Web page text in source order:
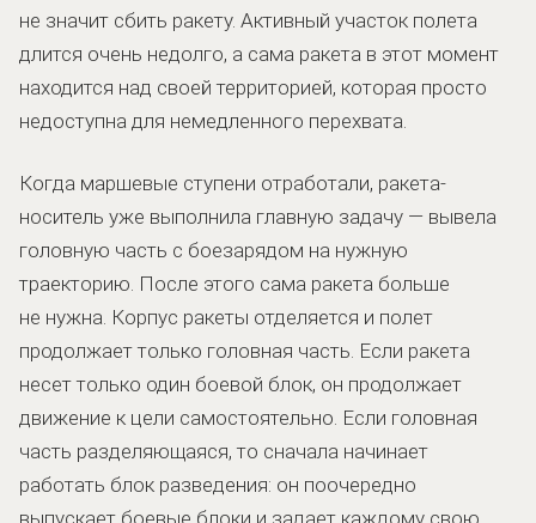
не значит сбить ракету. Активный участок полета
длится очень недолго, а сама ракета в этот момент
находится над своей территорией, которая просто
недоступна для немедленного перехвата.
Когда маршевые ступени отработали, ракета-
носитель уже выполнила главную задачу — вывела
головную часть с боезарядом на нужную
траекторию. После этого сама ракета больше
не нужна. Корпус ракеты отделяется и полет
продолжает только головная часть. Если ракета
несет только один боевой блок, он продолжает
движение к цели самостоятельно. Если головная
часть разделяющаяся, то сначала начинает
работать блок разведения: он поочередно
выпускает боевые блоки и задает каждому свою